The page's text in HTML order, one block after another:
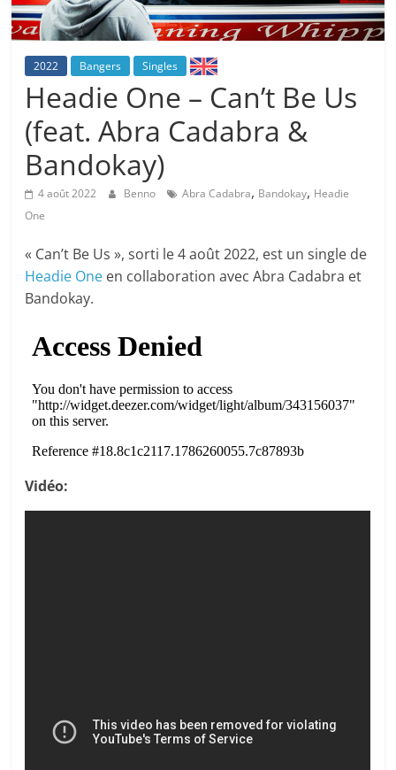
2022 Bangers Singles
Headie One – Can’t Be Us
(feat. Abra Cadabra &
Bandokay)
4 août 2022 Benno Abra Cadabra, Bandokay, Headie
One
« Can’t Be Us », sorti le 4 août 2022, est un single de
Headie One en collaboration avec Abra Cadabra et
Bandokay.
Vidéo: